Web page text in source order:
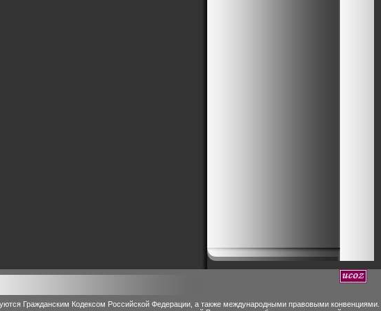
Гражданским Кодексом Российской Федерации, а также международными правовыми конвенциями.